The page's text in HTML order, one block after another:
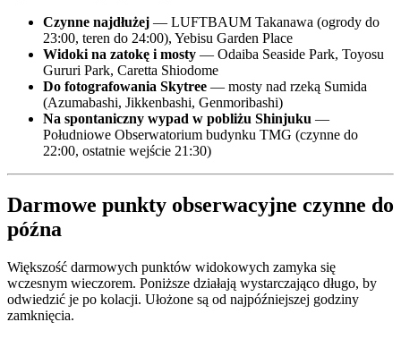
Czynne najdłużej — LUFTBAUM Takanawa (ogrody do
23:00, teren do 24:00), Yebisu Garden Place
Widoki na zatokę i mosty — Odaiba Seaside Park, Toyosu
Gururi Park, Caretta Shiodome
Do fotografowania Skytree — mosty nad rzeką Sumida
(Azumabashi, Jikkenbashi, Genmoribashi)
Na spontaniczny wypad w pobliżu Shinjuku —
Południowe Obserwatorium budynku TMG (czynne do
22:00, ostatnie wejście 21:30)
Darmowe punkty obserwacyjne czynne do
późna
Większość darmowych punktów widokowych zamyka się
wczesnym wieczorem. Poniższe działają wystarczająco długo, by
odwiedzić je po kolacji. Ułożone są od najpóźniejszej godziny
zamknięcia.